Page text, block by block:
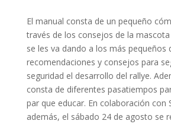
El manual consta de un pequeño
través de los consejos de la mascota
se les va dando a los más pequeños
recomendaciones y consejos para
seguridad el desarrollo del rallye.
consta de diferentes pasatiempos
par que educar. En colaboración con
además, el sábado 24 de agosto se